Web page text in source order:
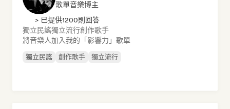
歌單音樂博主
> 已提供1200則回答
獨立民謠獨立流行創作歌手
將音樂人加入我的「影響力」歌單
獨立民謠 創作歌手 獨立流行